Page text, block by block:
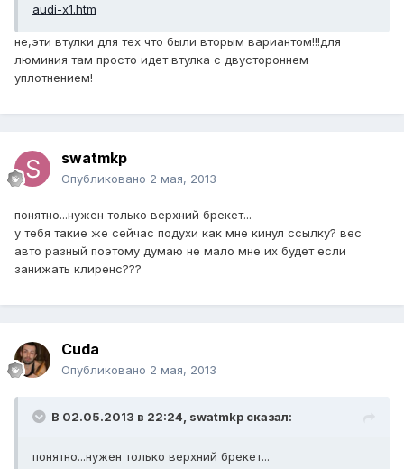
audi-x1.htm
не,эти втулки для тех что были вторым вариантом!!!для
люминия там просто идет втулка с двустороннем
уплотнением!
swatmkp
Опубликовано 2 мая, 2013
понятно...нужен только верхний брекет...
у тебя такие же сейчас подухи как мне кинул ссылку? вес
авто разный поэтому думаю не мало мне их будет если
занижать клиренс???
Cuda
Опубликовано 2 мая, 2013
В 02.05.2013 в 22:24, swatmkp сказал:
понятно...нужен только верхний брекет...